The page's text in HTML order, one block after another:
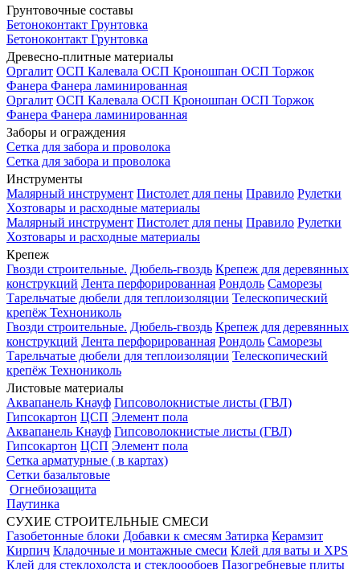
Грунтовочные составы
Бетоноконтакт Грунтовка
Бетоноконтакт Грунтовка
Древесно-плитные материалы
Оргалит ОСП Калевала ОСП Кроношпан ОСП Торжок
Фанера Фанера ламинированная
Оргалит ОСП Калевала ОСП Кроношпан ОСП Торжок
Фанера Фанера ламинированная
Заборы и ограждения
Сетка для забора и проволока
Сетка для забора и проволока
Инструменты
Малярный инструмент Пистолет для пены Правило Рулетки
Хозтовары и расходные материалы
Малярный инструмент Пистолет для пены Правило Рулетки
Хозтовары и расходные материалы
Крепеж
Гвозди строительные. Дюбель-гвоздь Крепеж для деревянных
конструкций Лента перфорированная Рондоль Саморезы
Тарельчатые дюбели для теплоизоляции Телескопический
крепёж Технониколь
Гвозди строительные. Дюбель-гвоздь Крепеж для деревянных
конструкций Лента перфорированная Рондоль Саморезы
Тарельчатые дюбели для теплоизоляции Телескопический
крепёж Технониколь
Листовые материалы
Аквапанель Кнауф Гипсоволокнистые листы (ГВЛ)
Гипсокартон ЦСП Элемент пола
Аквапанель Кнауф Гипсоволокнистые листы (ГВЛ)
Гипсокартон ЦСП Элемент пола
Сетка арматурные ( в картах)
Сетки базальтовые
Огнебиозащита
Паутинка
СУХИЕ СТРОИТЕЛЬНЫЕ СМЕСИ
Газобетонные блоки Добавки к смесям Затирка Керамзит
Кирпич Кладочные и монтажные смеси Клей для ваты и XPS
Клей для стеклохолста и стеклоообоев Пазогребневые плиты